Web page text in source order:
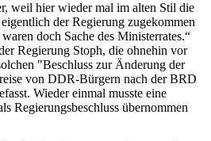
weil hier wieder mal im alten Stil die
der Regierung zugekommen
doch Sache des Ministerrates.“
Regierung Stoph, die ohnehin vor
"Beschluss zur Änderung der
von DDR-Bürgern nach der BRD
Wieder einmal musste eine
Regierungsbeschluss übernommen